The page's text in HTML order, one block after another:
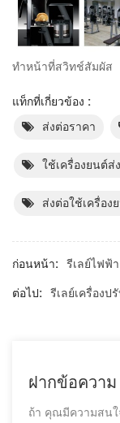
ทำหน้าที่สวิทช์สัมผัส
แท็กที่เกี่ยวข้อง :
ส่งต่อราคา
ใช้เครื่องยนต์ส่
ส่งต่อใช้เครื่อง
ก่อนหน้า: รีเลย์ไฟฟ้า
ต่อไป: รีเลย์เครื่อง
ฝากข้อความ
ถ้า คุณมีความสน